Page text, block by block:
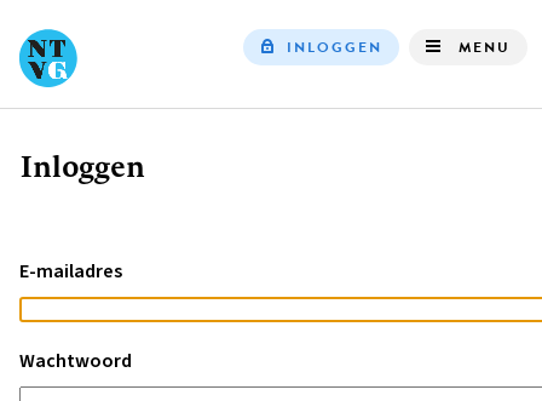
INLOGGEN MENU
Kruimelpad
Inloggen
E-mailadres
Wachtwoord